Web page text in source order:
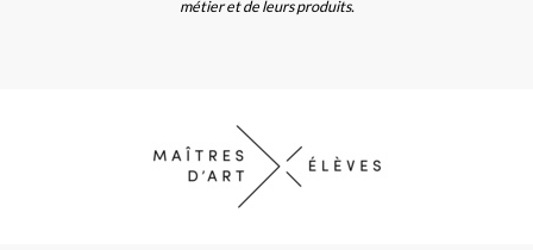
métier et de leurs produits.